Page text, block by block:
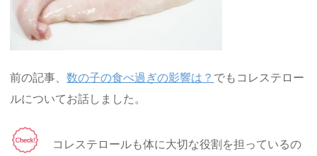
前の記事、数の子の食べ過ぎの影響は？ でもコレステロー
ルについてお話しました。
コレステロールも体に大切な役割を担っているの